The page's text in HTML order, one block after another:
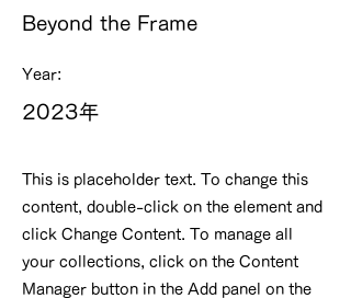
Beyond the Frame
Year:
2023年
This is placeholder text. To change this
content, double-click on the element and
click Change Content. To manage all
your collections, click on the Content
Manager button in the Add panel on the